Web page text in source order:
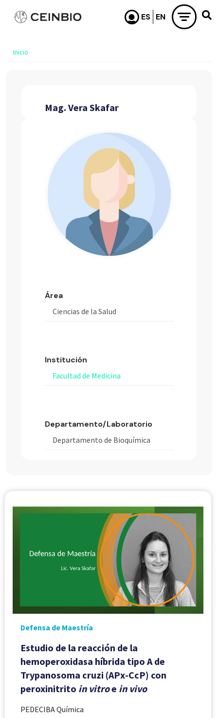
Pasar al contenido principal
Inicio
Mag. Vera Skafar
Área
Ciencias de la Salud
Institución
Facultad de Medicina
Departamento/Laboratorio
Departamento de Bioquímica
Defensa de Maestría
Estudio de la reacción de la
hemoperoxidasa híbrida tipo A de
Trypanosoma cruzi (APx-CcP) con
peroxinitrito in vitroe in vivo
PEDECIBA Química